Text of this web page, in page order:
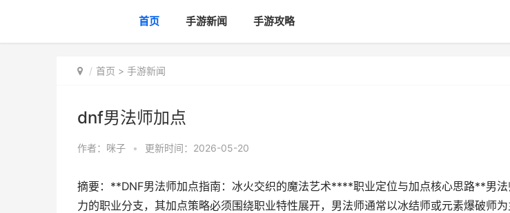
首页 手游新闻 手游攻略
首页 > 手游新闻
dnf男法师加点
作者： 咪子 • 更新时间：2026-05-20
摘要：**DNF男法师加点指南：冰火交织的魔法艺术****职业定位与加点核心思路**男
力的职业分支，其加点策略必须围绕职业特性展开，男法师通常以冰结师或元素爆破师